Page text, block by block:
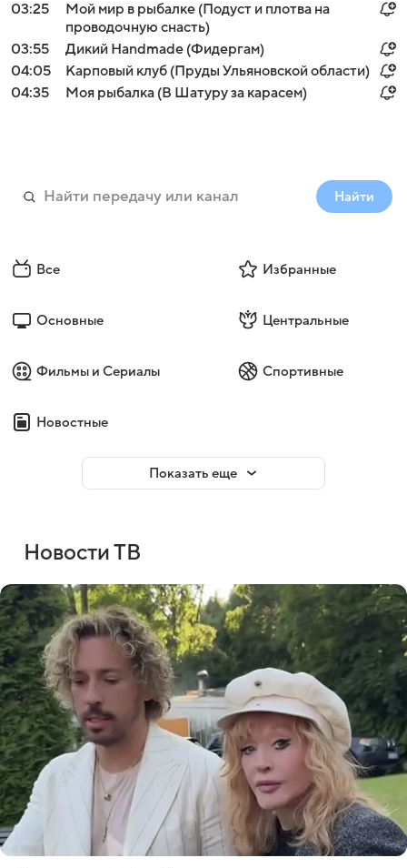
03:25
Мой мир в рыбалке (Подуст и плотва на
проводочную снасть)
03:55
Дикий Handmade (Фидергам)
04:05
Карповый клуб (Пруды Ульяновской области)
04:35
Моя рыбалка (В Шатуру за карасем)
Найти
Все Избранные
Основные Центральные
Фильмы и Сериалы Спортивные
Новостные
Показать еще
Новости ТВ